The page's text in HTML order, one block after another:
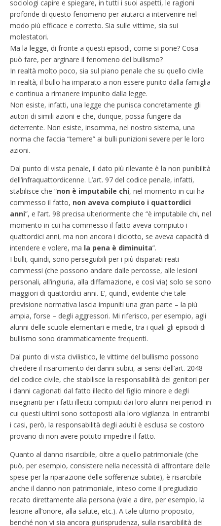
sociologi capire e spiegare, in tutti i suoi aspetti, le ragioni
profonde di questo fenomeno per aiutarci a intervenire nel
modo più efficace e corretto. Sia sulle vittime, sia sui
molestatori.
Ma la legge, di fronte a questi episodi, come si pone? Cosa
può fare, per arginare il fenomeno del bullismo?
In realtà molto poco, sia sul piano penale che su quello civile.
In realtà, il bullo ha imparato a non essere punito dalla famiglia
e continua a rimanere impunito dalla legge.
Non esiste, infatti, una legge che punisca concretamente gli
autori di simili azioni e che, dunque, possa fungere da
deterrente. Non esiste, insomma, nel nostro sistema, una
norma che faccia “temere” ai bulli punizioni severe per le loro
azioni.
Dal punto di vista penale, il dato più rilevante è la non punibilità
dell’infraquattordicenne. L’art. 97 del codice penale, infatti,
stabilisce che “non è imputabile chi, nel momento in cui ha
commesso il fatto, non aveva compiuto i quattordici
anni”, e l’art. 98 precisa ulteriormente che “è imputabile chi, nel
momento in cui ha commesso il fatto aveva compiuto i
quattordici anni, ma non ancora i diciotto, se aveva capacità di
intendere e volere, ma la pena è diminuita”.
I bulli, quindi, sono perseguibili per i più disparati reati
commessi (che possono andare dalle percosse, alle lesioni
personali, all’ingiuria, alla diffamazione, e così via) solo se sono
maggiori di quattordici anni. E’, quindi, evidente che tale
previsione normativa lascia impuniti una gran parte – la più
ampia, forse – degli aggressori. Mi riferisco, per esempio, agli
alunni delle scuole elementari e medie, tra i quali gli episodi di
bullismo sono drammaticamente frequenti.
Dal punto di vista civilistico, le vittime del bullismo possono
chiedere il risarcimento dei danni subiti, ai sensi dell’art. 2048
del codice civile, che stabilisce la responsabilità dei genitori per
i danni cagionati dal fatto illecito del figlio minore e degli
insegnanti per i fatti illeciti compiuti dai loro alunni nei periodi in
cui questi ultimi sono sottoposti alla loro vigilanza. In entrambi
i casi, però, la responsabilità degli adulti è esclusa se costoro
provano di non avere potuto impedire il fatto.
Quanto al danno risarcibile, oltre a quello patrimoniale (che
può, per esempio, consistere nella necessità di affrontare delle
spese per la riparazione delle sofferenze subite), è risarcibile
anche il danno non patrimoniale, inteso come il pregiudizio
recato direttamente alla persona (vale a dire, per esempio, la
lesione all’onore, alla salute, etc.). A tale ultimo proposito,
benché non vi sia ancora giurisprudenza, sulla risarcibilità dei